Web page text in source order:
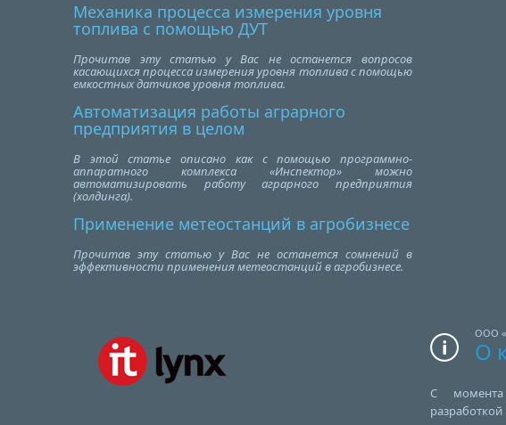
Механика процесса измерения уровня
топлива с помощью ДУТ
Прочитав эту статью у Вас не останется вопросов
касающихся процесса измерения уровня топлива с помощью
емкостных датчиков уровня топлива.
Автоматизация работы аграрного
предприятия в целом
В этой статье описано как с помощью программно-
аппаратного комплекса «Инспектор» можно
автоматизировать работу аграрного предприятия
(холдинга).
Применение метеостанций в агробизнесе
Прочитав эту статью у Вас не останется сомнений в
эффективности применения метеостанций в агробизнесе.
ООО
О
С